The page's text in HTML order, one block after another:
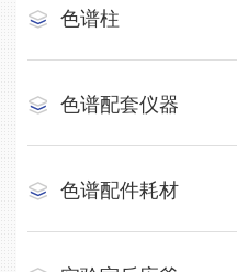
色谱柱
色谱配套仪器
色谱配件耗材